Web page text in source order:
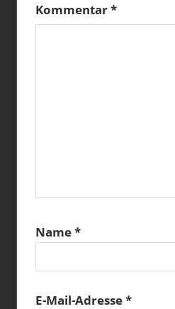
Kommentar*
Name*
E-Mail-Adresse*